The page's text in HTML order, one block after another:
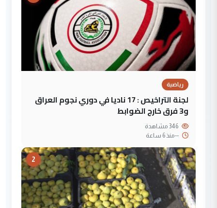
رياضية
لجنة التراخيص : 17 ناديا في دوري نجوم العراق
و3 فرق خارج الضوابط
--منذ 6 ساعة
2